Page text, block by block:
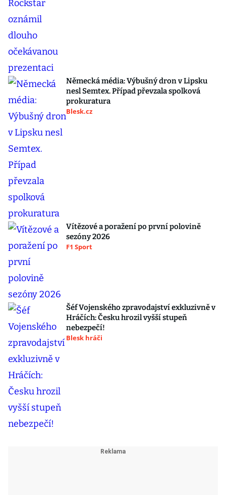
Německá média: Výbušný dron v Lipsku
nesl Semtex. Případ převzala spolková
prokuratura
Blesk.cz
Vítězové a poražení po první polovině
sezóny 2026
F1 Sport
Šéf Vojenského zpravodajství exkluzivně v
Hráčích: Česku hrozil vyšší stupeň
nebezpečí!
Blesk hráči